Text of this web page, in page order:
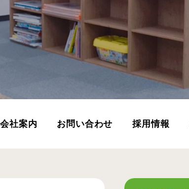
会社案内 お問い合わせ 採用情報